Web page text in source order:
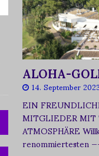
ALOHA-
14. September
EIN
MITGLIEDER
ATMOSPHÄRE
renommiertesten